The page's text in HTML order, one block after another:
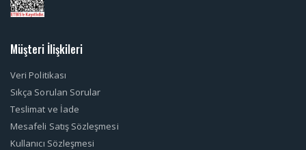
Müşteri İlişkileri
Veri Politikası
Sıkça Sorulan Sorular
Teslimat ve İade
Mesafeli Satış Sözleşmesi
Kullanıcı Sözleşmesi